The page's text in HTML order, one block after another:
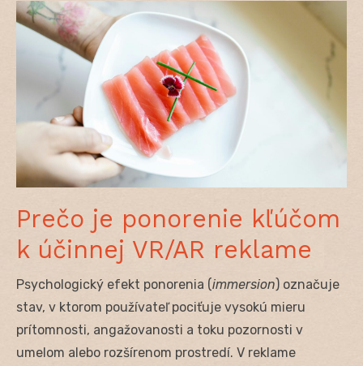
Prečo je ponorenie kľúčom
k účinnej VR/AR reklame
Psychologický efekt ponorenia (immersion) označuje
stav, v ktorom používateľ pociťuje vysokú mieru
prítomnosti, angažovanosti a toku pozornosti v
umelom alebo rozšírenom prostredí. V reklame